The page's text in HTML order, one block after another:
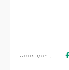
Udostępnij: